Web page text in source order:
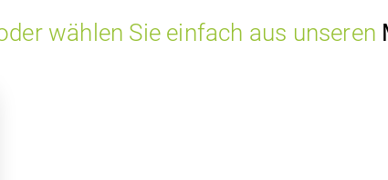
wählen Sie einfach aus unseren